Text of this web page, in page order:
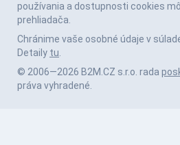
používania a dostupnosti cookies
prehliadača.
Chránime vaše osobné údaje v
Detaily tu.
© 2006—2026 B2M.CZ s.r.o. rada
práva vyhradené.